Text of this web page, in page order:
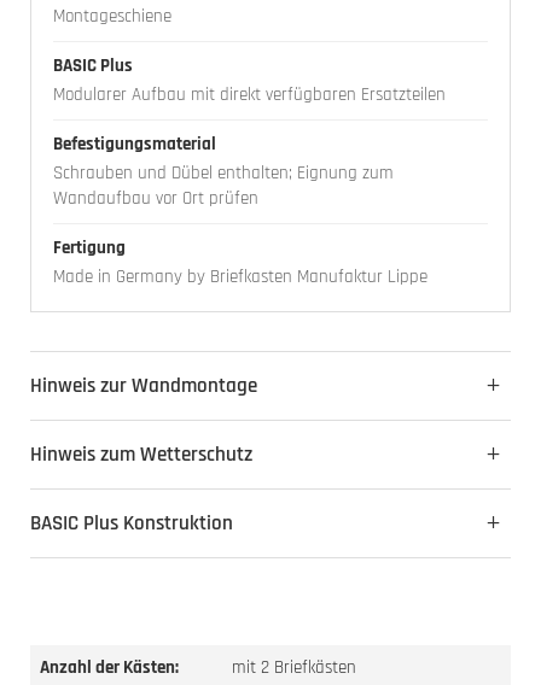
Montageschiene
BASIC Plus
Modularer Aufbau mit direkt verfügbaren Ersatzteilen
Befestigungsmaterial
Schrauben und Dübel enthalten; Eignung zum
Wandaufbau vor Ort prüfen
Fertigung
Made in Germany by Briefkasten Manufaktur Lippe
Hinweis zur Wandmontage
Hinweis zum Wetterschutz
BASIC Plus Konstruktion
Anzahl der Kästen:
mit 2 Briefkästen